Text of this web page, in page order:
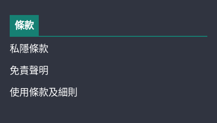
條款
私隱條款
免責聲明
使用條款及細則